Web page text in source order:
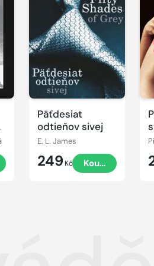
Päťdesiat
odtieňov sivej
E. L. James
249 Kč Koupit